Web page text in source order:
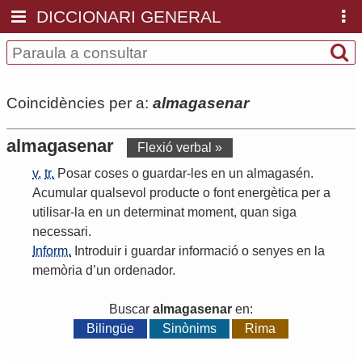
DICCIONARI GENERAL
Coincidències per a: almagasenar
almagasenar
Flexió verbal »
v. tr. Posar coses o guardar- les en un almagasén.
Acumular qualsevol producte o font energètica per a
utilisar- la en un determinat moment, quan siga
necessari.
Inform. Introduir i guardar informació o senyes en la
memòria d’un ordenador.
Buscar almagasenar en:
Bilingüe
Sinònims Rima